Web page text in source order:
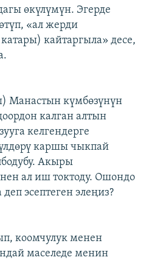
өкүлүмүн. Эгерде
«ал жерди
кайтаргыла» десе,
Манастын күмбөзүнүн
калган алтын
келгендерге
каршы чыкпай
Акыры
ал иш токтоду. Ошондо
эсептеген элеңиз?
коомчулук менен
маселеде менин